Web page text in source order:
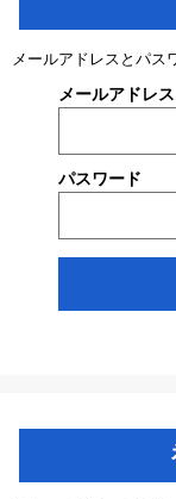
メールアドレスとパス
メールアドレス
パスワード